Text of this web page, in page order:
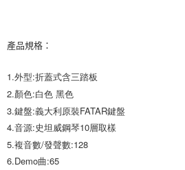
產品規格：
1.外型:折蓋式含三踏板
2.顏色:白色 黑色
3.鍵盤:義大利原裝FATAR鍵盤
4.音源:史坦威鋼琴10層取樣
5.複音數/發聲數:128
6.Demo曲:65